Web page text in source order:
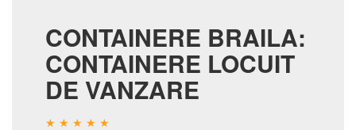
CONTAINERE BRAILA:
CONTAINERE LOCUIT
DE VANZARE